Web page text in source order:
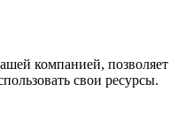
компанией, позволяет
свои ресурсы.